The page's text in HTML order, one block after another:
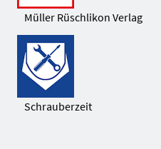
Müller Rüschlikon Verlag
Schrauberzeit